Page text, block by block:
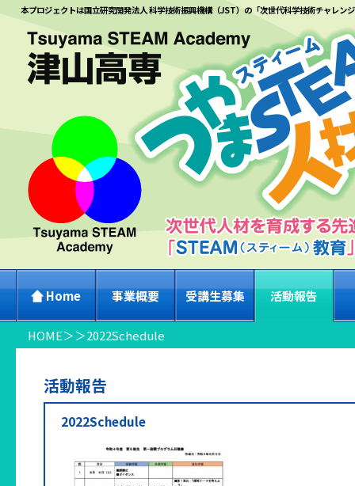
本プロジェクトは国立研究開発法人 科学技術振興機構（JST）の「次世代科学技術チャレン
Home 事業概要 受講生募集 活動報告
HOME＞＞2022Schedule
活動報告
2022Schedule